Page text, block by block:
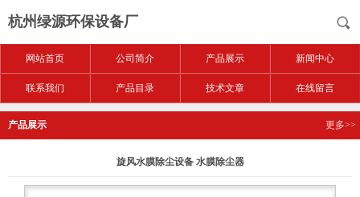
杭州绿源环保设备厂
网站首页 公司简介 产品展示 新闻中心
联系我们 产品目录 技术文章 在线留言
产品展示 更多>>
旋风水膜除尘设备 水膜除尘器